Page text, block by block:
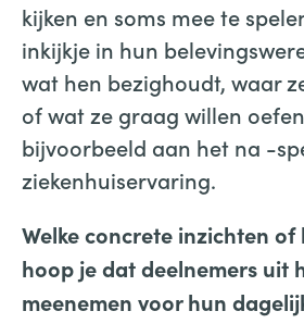
kijken en soms mee te
inkijkje in hun
wat hen bezighoudt, waar
of wat ze graag willen
bijvoorbeeld aan het na -
ziekenhuiservaring.
Welke concrete inzichten
hoop je dat deelnemers uit
meenemen voor hun